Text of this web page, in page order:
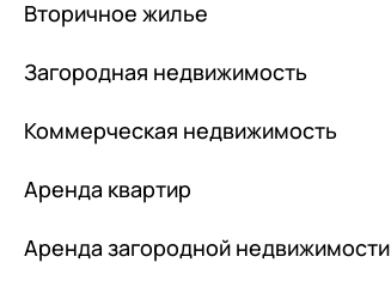
Вторичное жилье
Загородная недвижимость
Коммерческая недвижимость
Аренда квартир
Аренда загородной недвижимости